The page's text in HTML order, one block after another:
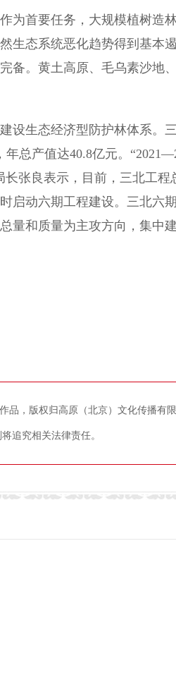
首要任务，大规模植树造
生态系统恶化趋势得到基本
备。黄土高原、毛乌素沙地
生态经济型防护林体系。
总产值达40.8亿元。
张良表示，目前，三北工程
启动六期工程建设。三北六
量和质量为主攻方向，集中
品，版权归高原（北京）文化传播有
追究相关法律责任。